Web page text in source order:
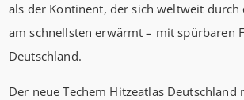
als der Kontinent, der sich weltweit durch
am schnellsten erwärmt – mit spürbaren
Deutschland.
Der neue Techem Hitzeatlas Deutschland